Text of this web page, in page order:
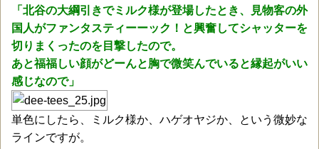
「北谷の大綱引きでミルク様が登場したとき、見物客の外
国人がファンタスティーーック！と興奮してシャッターを
切りまくったのを目撃したので。
あと福福しい顔がどーんと胸で微笑んでいると縁起がいい
感じなので」
単色にしたら、ミルク様か、ハゲオヤジか、という微妙な
ラインですが。